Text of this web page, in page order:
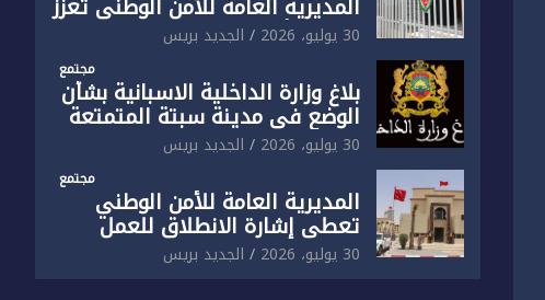
البنية الأمنية بالناظور بإحداث
فرقتين جديدتين
30 يوليو، 2026 الجديد بريس
مجتمع
بلاغ وزارة الداخلية الاسبانية بشأن
الوضع في مدينة سبتة المتمتعة
بالحكم الذاتي
30 يوليو، 2026 الجديد بريس
مجتمع
المديرية العامة للأمن الوطني
تعطي إشارة الانطلاق للعمل
بالمقر الجديد للدائرة الثالثة
للشرطة بولاية أمن العيون
30 يوليو، 2026 الجديد بريس